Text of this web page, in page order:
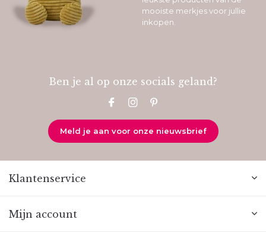
mooiste merkjes voor jullie
inkopen.
Ben je al op onze socials geland?
Meld je aan voor onze nieuwsbrief
Klantenservice
Mijn account